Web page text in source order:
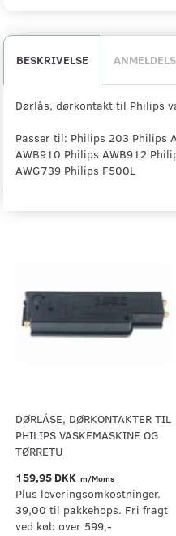
BESKRIVELSE
Dørlås, dørkontakt til Philips
Passer til: Philips 203 Philips
AWB910 Philips AWB912
AWG739 Philips F500L
DØRLÅSE, DØRKONTAKTER TIL
PHILIPS VASKEMASKINE OG
TØRRETU
159,95 DKK m/Moms
Plus leveringsomkostninger.
39,00 til pakkehops. Fri fragt
ved køb over 599,-